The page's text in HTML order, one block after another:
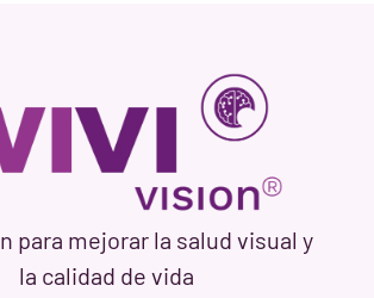
para mejorar la salud visual y
la calidad de vida